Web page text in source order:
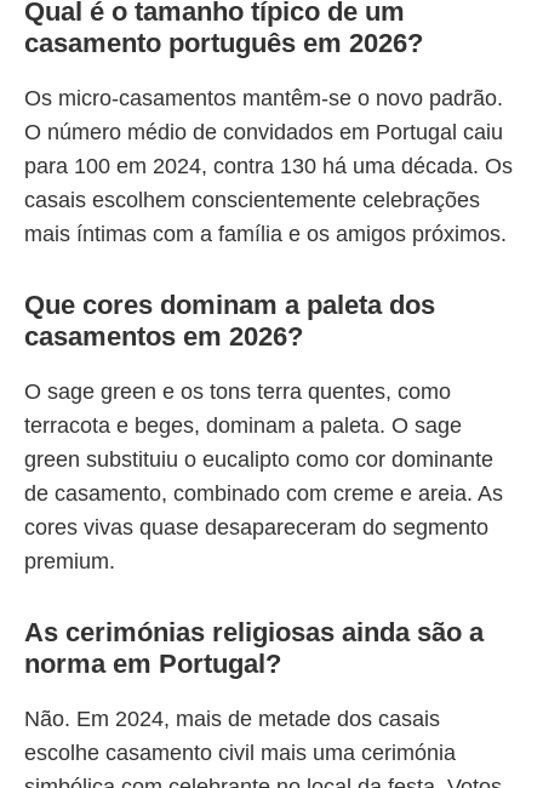
Qual é o tamanho típico de um
casamento português em 2026?
Os micro-casamentos mantêm-se o novo padrão.
O número médio de convidados em Portugal caiu
para 100 em 2024, contra 130 há uma década. Os
casais escolhem conscientemente celebrações
mais íntimas com a família e os amigos próximos.
Que cores dominam a paleta dos
casamentos em 2026?
O sage green e os tons terra quentes, como
terracota e beges, dominam a paleta. O sage
green substituiu o eucalipto como cor dominante
de casamento, combinado com creme e areia. As
cores vivas quase desapareceram do segmento
premium.
As cerimónias religiosas ainda são a
norma em Portugal?
Não. Em 2024, mais de metade dos casais
escolhe casamento civil mais uma cerimónia